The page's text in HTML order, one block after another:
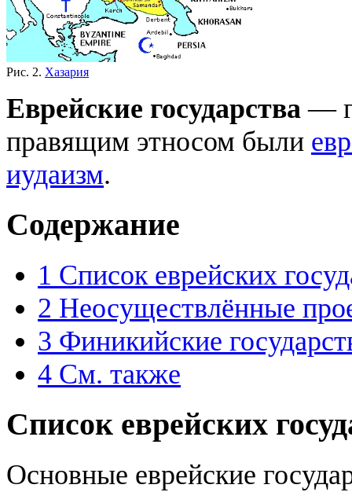
Рис. 2. Хазария
Еврейские государства —
правящим этносом были
иудаизм.
Содержание
1 Список еврейских
2 Неосуществлённые
3 Финикийские
4 См. также
Список еврейских
Основные еврейские